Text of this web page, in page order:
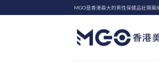
to
MGO是香港最大的男性保健品壯陽